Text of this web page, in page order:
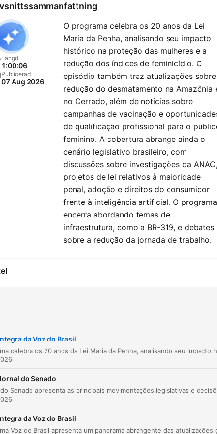
Längd
1:00:06
Publicerad
07 Aug 2026
O programa celebra os 20 anos da Lei
Maria da Penha, analisando seu impacto
histórico na proteção das mulheres e a
redução dos índices de feminicídio. O
episódio também traz atualizações sobre
redução do desmatamento na Amazônia
no Cerrado, além de notícias sobre
campanhas de vacinação e
de qualificação profissional para o
feminino. A cobertura abrange ainda o
cenário legislativo brasileiro, com
discussões sobre investigações da ANAC,
projetos de lei relativos à maioridade
penal, adoção e direitos do consumidor
frente à inteligência artificial. O programa
encerra abordando temas de
infraestrutura, como a BR-319, e debates
sobre a redução da jornada de trabalho.
20 anos da Lei Maria da Penha
00:01:11 Campanha de multivacinação
00:15:54 Oportunidades de qualificação para mulheres
00:16:39
Redução do desmatamento na Amazônia e
biomas
Dicas para compras de Dia dos Pais
da Voz do Brasil
do Senado
da Voz do Brasil